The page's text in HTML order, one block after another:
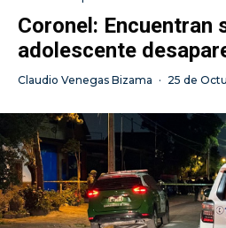
Coronel: Encuentran
adolescente
Claudio Venegas Bizama · 25 de